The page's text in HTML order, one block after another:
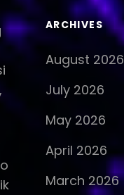
ARCHIVES
August 2026
July 2026
May 2026
April 2026
March 2026